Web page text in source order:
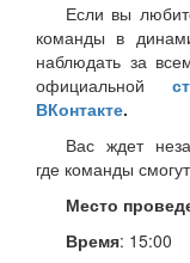
Если вы
команды в
наблюдать за
официальной
ВКонтакте.
Вас ждет
где команды
Место
Время: 15:00